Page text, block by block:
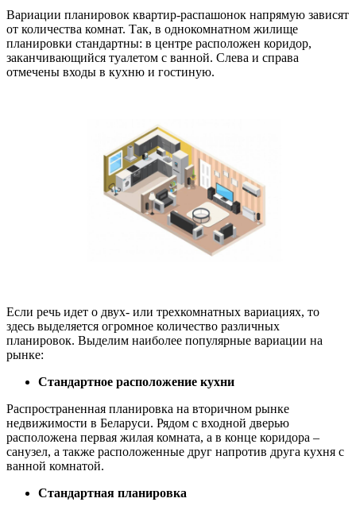
Вариации планировок квартир-распашонок напрямую зависят
от количества комнат. Так, в однокомнатном жилище
планировки стандартны: в центре расположен коридор,
заканчивающийся туалетом с ванной. Слева и справа
отмечены входы в кухню и гостиную.
Если речь идет о двух- или трехкомнатных вариациях, то
здесь выделяется огромное количество различных
планировок. Выделим наиболее популярные вариации на
рынке:
Стандартное расположение кухни
Распространенная планировка на вторичном рынке
недвижимости в Беларуси. Рядом с входной дверью
расположена первая жилая комната, а в конце коридора –
санузел, а также расположенные друг напротив друга кухня с
ванной комнатой.
Стандартная планировка